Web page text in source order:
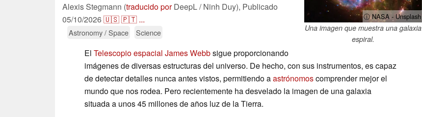
ⓘ NASA - Unsplash
Una imagen que muestra una galaxia
espiral.
Alexis Stegmann (traducido porDeepL / Ninh Duy), Publicado
05/10/2026🇺🇸🇵🇹 ...
Astronomy / Space Science
El Telescopio espacial James Webbsigue proporcionando
imágenes de diversas estructuras del universo. De hecho, con sus instrumentos, es capaz
de detectar detalles nunca antes vistos, permitiendo aastrónomoscomprender mejor el
mundo que nos rodea. Pero recientemente ha desvelado la imagen de una galaxia
situada a unos 45 millones de años luz de la Tierra.